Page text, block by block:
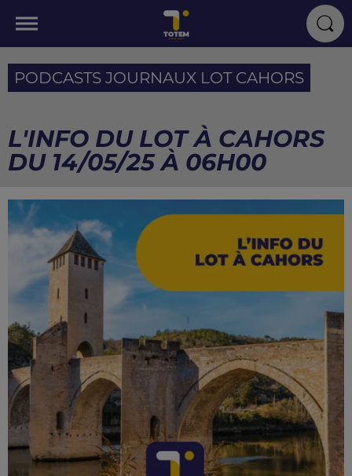
PODCASTS JOURNAUX LOT CAHORS
L'INFO DU LOT À CAHORS
DU 14/05/25 À 06H00